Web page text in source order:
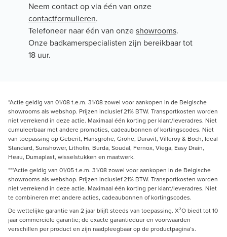
Neem contact op via één van onze
contactformulieren.
Telefoneer naar één van onzeshowrooms.
Onze badkamerspecialisten zijn bereikbaar tot
18 uur.
*Actie geldig van 01/08 t.e.m. 31/08 zowel voor aankopen in de Belgische
showrooms als webshop. Prijzen inclusief 21% BTW. Transportkosten worden
niet verrekend in deze actie. Maximaal één korting per klant/leveradres. Niet
cumuleerbaar met andere promoties, cadeaubonnen of kortingscodes. Niet
van toepassing op Geberit, Hansgrohe, Grohe, Duravit, Villeroy & Boch, Ideal
Standard, Sunshower, Lithofin, Burda, Soudal, Fernox, Viega, Easy Drain,
Heau, Dumaplast, wisselstukken en maatwerk.
***Actie geldig van 01/05 t.e.m. 31/08 zowel voor aankopen in de Belgische
showrooms als webshop. Prijzen inclusief 21% BTW. Transportkosten worden
niet verrekend in deze actie. Maximaal één korting per klant/leveradres. Niet
te combineren met andere acties, cadeaubonnen of kortingscodes.
De wettelijke garantie van 2 jaar blijft steeds van toepassing. X²O biedt tot 10
jaar commerciële garantie; de exacte garantieduur en voorwaarden
verschillen per product en zijn raadpleegbaar op de productpagina’s.